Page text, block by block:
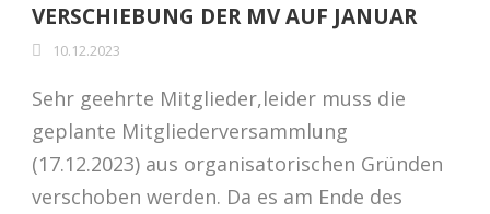
VERSCHIEBUNG DER MV AUF JANUAR
10.12.2023
Sehr geehrte Mitglieder,leider muss die
geplante Mitgliederversammlung
(17.12.2023) aus organisatorischen Gründen
verschoben werden. Da es am Ende des